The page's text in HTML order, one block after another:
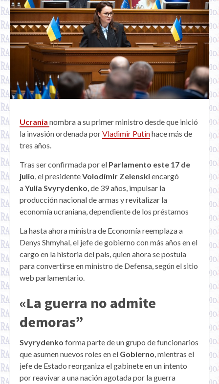
Ucrania nombra a su primer ministro desde que inició
la invasión ordenada porVladimir Putinhace más de
tres años.
Tras ser confirmada por el Parlamento este 17 de
julio, el presidenteVolodímir Zelenskiencargó
aYulia Svyrydenko, de 39 años, impulsar la
producción nacional de armas y revitalizar la
economía ucraniana, dependiente de los préstamos
La hasta ahora ministra de Economía reemplaza a
Denys Shmyhal, el jefe de gobierno con más años en el
cargo en la historia del país, quien ahora se postula
para convertirse en ministro de Defensa, según el sitio
web parlamentario.
«La guerra no admite
demoras”
Svyrydenko forma parte de un grupo de funcionarios
que asumen nuevos roles en el Gobierno, mientras el
jefe de Estado reorganiza el gabinete en un intento
por reavivar a una nación agotada por la guerra